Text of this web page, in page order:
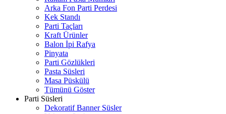
Arka Fon Parti Perdesi
Kek Standı
Parti Taçları
Kraft Ürünler
Balon İpi Rafya
Pinyata
Parti Gözlükleri
Pasta Süsleri
Masa Püskülü
Tümünü Göster
Parti Süsleri
Dekoratif Banner Süsler